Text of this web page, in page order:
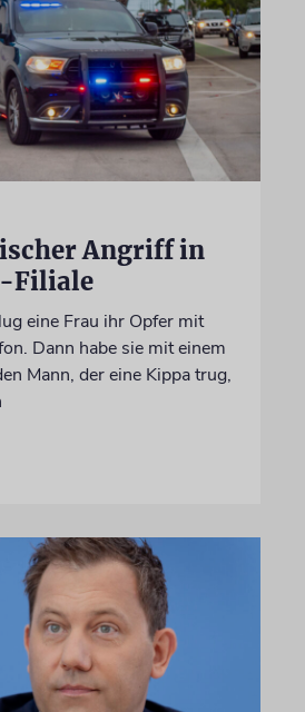
Angriff in
Filiale
eine Frau ihr Opfer mit
Dann habe sie mit einem
Mann, der eine Kippa trug,